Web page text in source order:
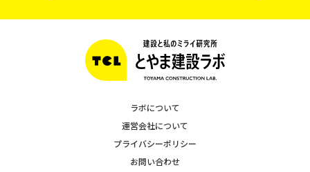
ラボについて
運営会社について
プライバシーポリシー
お問い合わせ